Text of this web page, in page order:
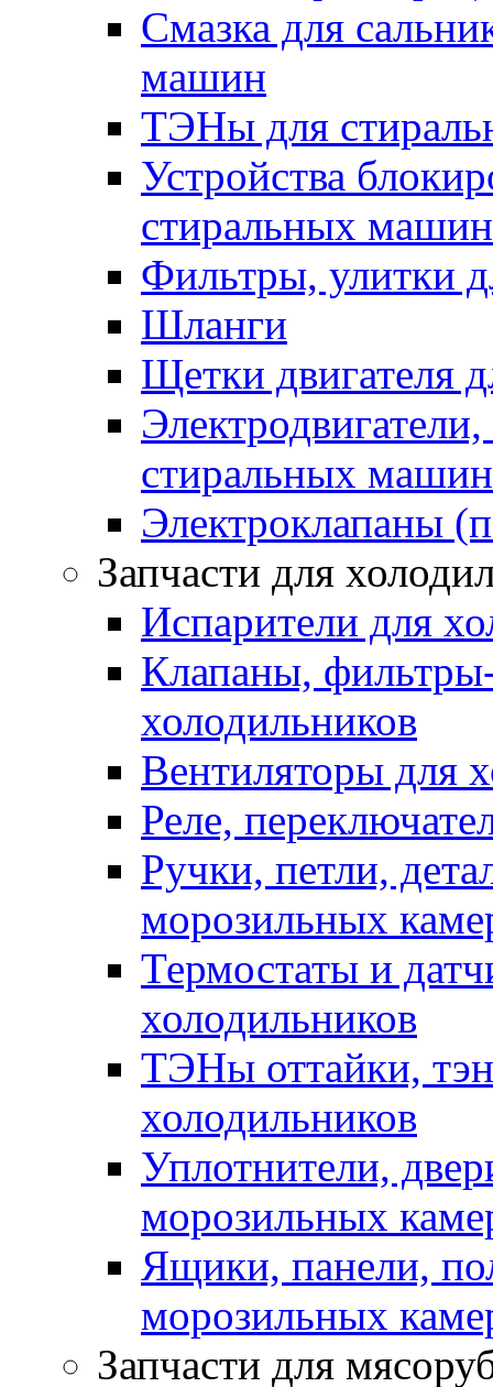
Смазка для
машин
ТЭНы для
Устройства
стиральных машин
Фильтры, улитки
Шланги
Щетки двигателя
стиральных машин
Электроклапаны
Запчасти для
Испарители для
Клапаны,
холодильников
Вентиляторы для
Реле,
Ручки, петли,
морозильных
Термостаты и
холодильников
ТЭНы оттайки,
холодильников
Уплотнители,
морозильных
Ящики, панели,
морозильных
Запчасти для